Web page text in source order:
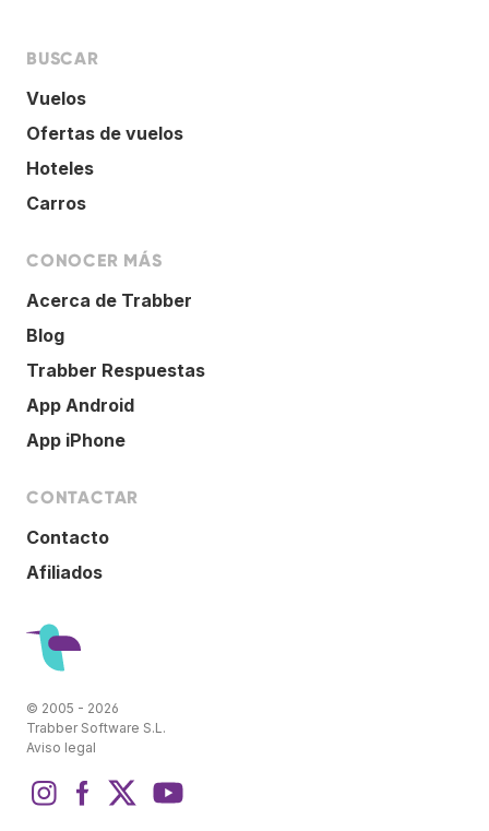
BUSCAR
Vuelos
Ofertas de vuelos
Hoteles
Carros
CONOCER MÁS
Acerca de Trabber
Blog
Trabber Respuestas
App Android
App iPhone
CONTACTAR
Contacto
Afiliados
© 2005 - 2026
Trabber Software S.L.
Aviso legal